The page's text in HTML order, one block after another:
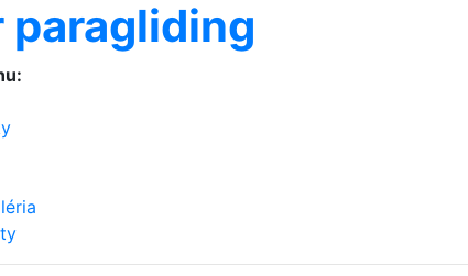
paragliding